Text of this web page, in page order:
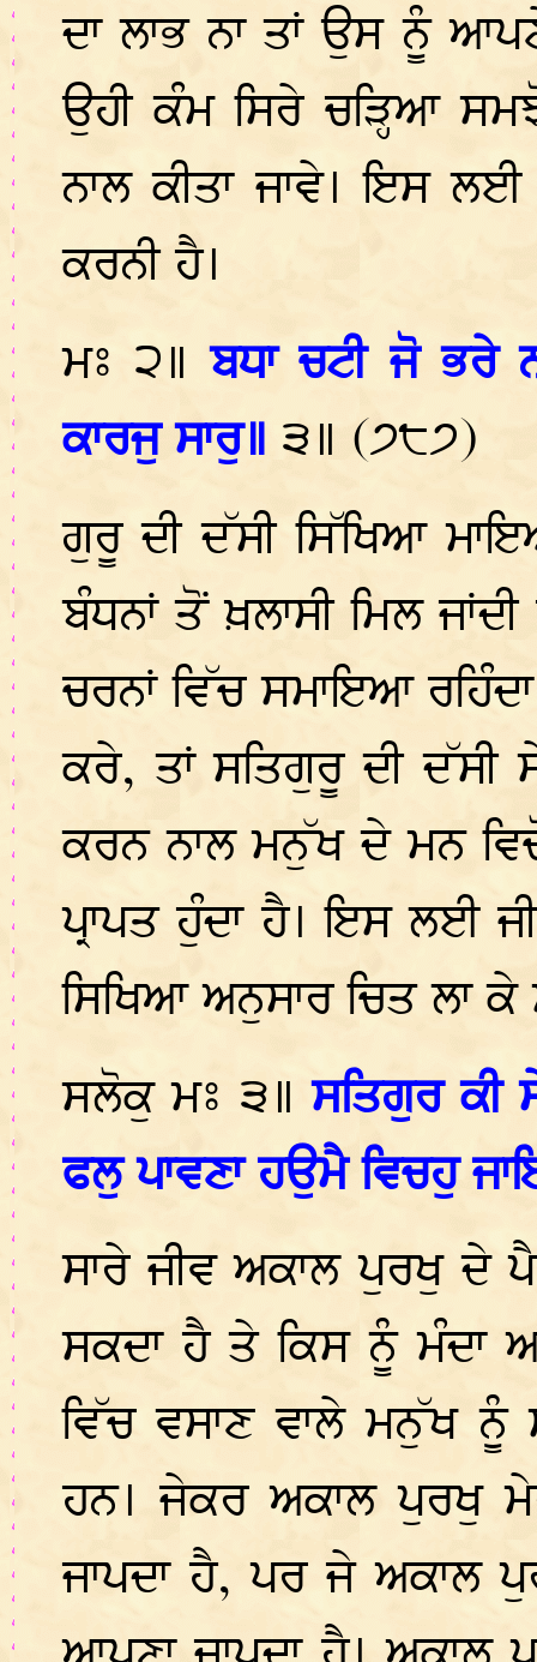
ਦਾ ਲਾਭ ਨਾ ਤਾਂ ਉਸ ਨੂੰ
ਉਹੀ ਕੰਮ ਸਿਰੇ ਚੜ੍ਹਿਆ
ਨਾਲ ਕੀਤਾ ਜਾਵੇ। ਇਸ
ਕਰਨੀ ਹੈ।
ਮਃ ੨॥ਬਧਾ ਚਟੀ ਜੋ ਭਰੇ
ਕਾਰਜੁ ਸਾਰੁ॥ ੩॥ (੭੮੭)
ਗੁਰੂ ਦੀ ਦੱਸੀ ਸਿੱਖਿਆ
ਬੰਧਨਾਂ ਤੋਂ ਖ਼ਲਾਸੀ ਮਿਲ
ਚਰਨਾਂ ਵਿੱਚ ਸਮਾਇਆ
ਕਰੇ, ਤਾਂ ਸਤਿਗੁਰੂ ਦੀ ਦੱਸੀ
ਕਰਨ ਨਾਲ ਮਨੁੱਖ ਦੇ ਮਨ
ਪ੍ਰਾਪਤ ਹੁੰਦਾ ਹੈ। ਇਸ ਲਈ
ਸਿਖਿਆ ਅਨੁਸਾਰ ਚਿਤ ਲਾ ਕੇ
ਸਲੋਕੁ ਮਃ ੩॥ਸਤਿਗੁਰ ਕੀ
ਫਲੁ ਪਾਵਣਾ ਹਉਮੈ ਵਿਚਹੁ
ਸਾਰੇ ਜੀਵ ਅਕਾਲ ਪੁਰਖੁ ਦੇ
ਸਕਦਾ ਹੈ ਤੇ ਕਿਸ ਨੂੰ ਮੰਦਾ
ਵਿੱਚ ਵਸਾਣ ਵਾਲੇ ਮਨੁੱਖ
ਹਨ। ਜੇਕਰ ਅਕਾਲ ਪੁਰਖੁ
ਜਾਪਦਾ ਹੈ, ਪਰ ਜੇ ਅਕਾਲ